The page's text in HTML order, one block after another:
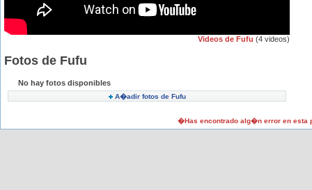
Videos de Fufu (4 videos)
Fotos de Fufu
No hay fotos disponibles
A�adir fotos de Fufu
�Has encontrado alg�n error en esta